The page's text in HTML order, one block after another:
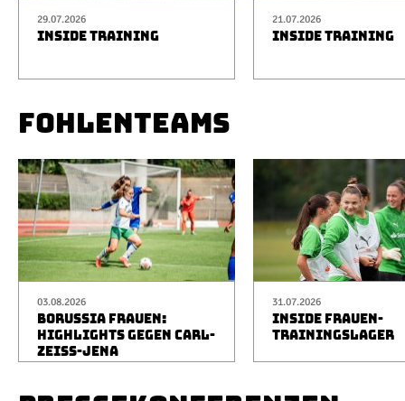
29.07.2026
INSIDE TRAINING
21.07.2026
INSIDE TRAINING
FOHLENTEAMS
03.08.2026
BORUSSIA FRAUEN:
HIGHLIGHTS GEGEN CARL-
ZEISS-JENA
31.07.2026
INSIDE FRAUEN-
TRAININGSLAGER